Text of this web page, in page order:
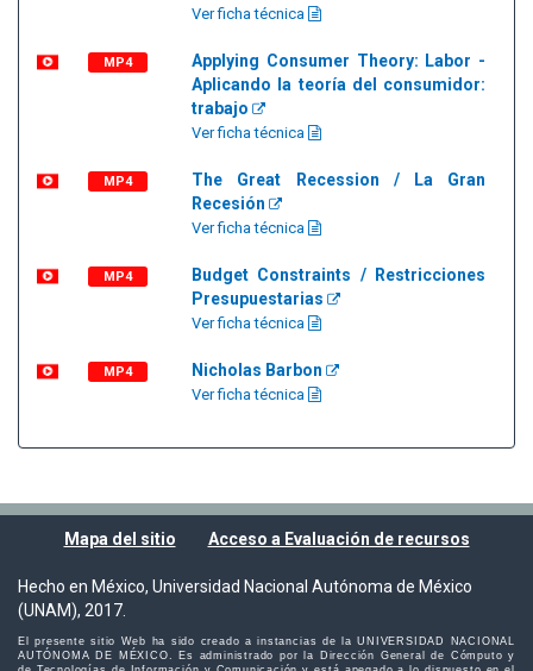
Ver ficha técnica
MP4
Applying Consumer Theory: Labor -
Aplicando la teoría del consumidor:
trabajo
Ver ficha técnica
MP4
The Great Recession / La Gran
Recesión
Ver ficha técnica
MP4
Budget Constraints / Restricciones
Presupuestarias
Ver ficha técnica
MP4 Nicholas Barbon
Ver ficha técnica
Mapa del sitio Acceso a Evaluación de recursos
Hecho en México, Universidad Nacional Autónoma de México
(UNAM), 2017.
El presente sitio Web ha sido creado a instancias de la UNIVERSIDAD NACIONAL
AUTÓNOMA DE MÉXICO. Es administrado por la Dirección General de Cómputo y